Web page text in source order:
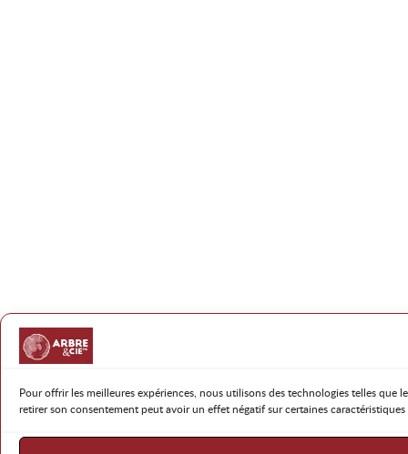
Pour offrir les meilleures expériences, nous utilisons des technologies telles
retirer son consentement peut avoir un effet négatif sur certaines